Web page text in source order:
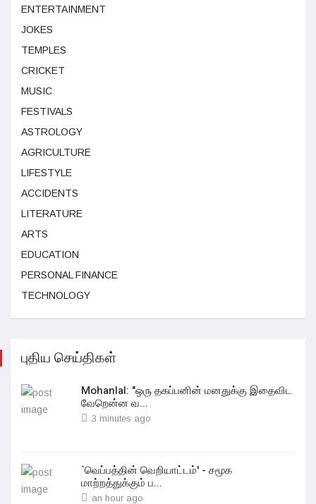
ENTERTAINMENT
JOKES
TEMPLES
CRICKET
MUSIC
FESTIVALS
ASTROLOGY
AGRICULTURE
LIFESTYLE
ACCIDENTS
LITERATURE
ARTS
EDUCATION
PERSONAL FINANCE
TECHNOLOGY
புதிய செய்திகள்
Mohanlal: "ஒரு தகப்பனின் மனதுக்கு இதைவிட
வேறென்ன வ...
3 minutes ago
`வெப்பத்தின் வெறியாட்டம்' - சமூக
மாற்றத்துக்கும் ப...
an hour ago